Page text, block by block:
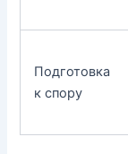
Подготовка
к спору